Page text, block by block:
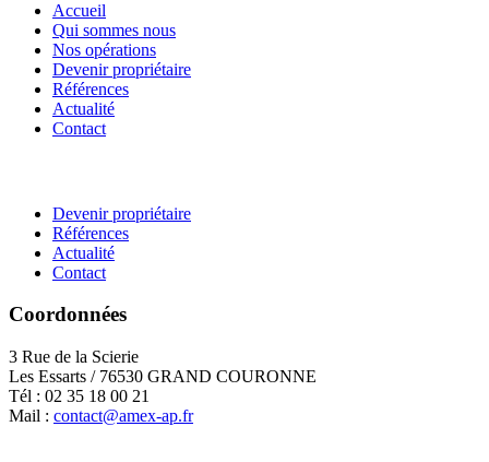
Accueil
Qui sommes nous
Nos opérations
Devenir propriétaire
Références
Actualité
Contact
Devenir propriétaire
Références
Actualité
Contact
Coordonnées
3 Rue de la Scierie
Les Essarts / 76530 GRAND COURONNE
Tél : 02 35 18 00 21
Mail : contact@amex-ap.fr